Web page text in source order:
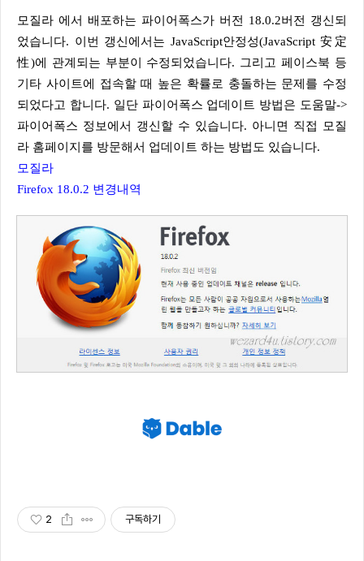
모질라 에서 배포하는 파이어폭스가 버전 18.0.2버전 갱신되
었습니다. 이번 갱신에서는 JavaScript안정성(JavaScript 安定
性)에 관계되는 부분이 수정되었습니다. 그리고 페이스북 등
기타 사이트에 접속할 때 높은 확률로 충돌하는 문제를 수정
되었다고 합니다. 일단 파이어폭스 업데이트 방법은 도움말->
파이어폭스 정보에서 갱신할 수 있습니다. 아니면 직접 모질
라 홈페이지를 방문해서 업데이트 하는 방법도 있습니다.
모질라
Firefox 18.0.2 변경내역
2 구독하기